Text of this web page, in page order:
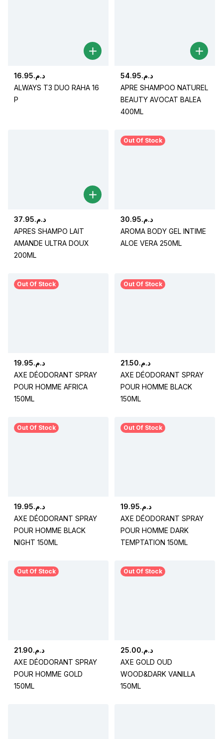
د.م.16.95
ALWAYS T3 DUO RAHA 16
P
د.م.54.95
APRE SHAMPOO NATUREL
BEAUTY AVOCAT BALEA
400ML
د.م.37.95
APRES SHAMPO LAIT
AMANDE ULTRA DOUX
200ML
Out Of Stock
د.م.30.95
AROMA BODY GEL INTIME
ALOE VERA 250ML
Out Of Stock
د.م.19.95
AXE DÉODORANT SPRAY
POUR HOMME AFRICA
150ML
Out Of Stock
د.م.21.50
AXE DÉODORANT SPRAY
POUR HOMME BLACK
150ML
Out Of Stock
د.م.19.95
AXE DÉODORANT SPRAY
POUR HOMME BLACK
NIGHT 150ML
Out Of Stock
د.م.19.95
AXE DÉODORANT SPRAY
POUR HOMME DARK
TEMPTATION 150ML
Out Of Stock
د.م.21.90
AXE DÉODORANT SPRAY
POUR HOMME GOLD
150ML
Out Of Stock
د.م.25.00
AXE GOLD OUD
WOOD&DARK VANILLA
150ML